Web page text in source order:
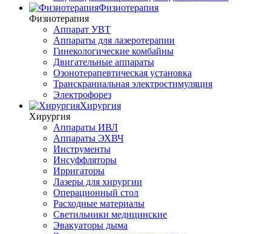
Физиотерапия
Физиотерапия
Аппарат УВТ
Аппараты для лазеротерапии
Гинекологические комбайны
Двигательные аппараты
Озонотерапевтическая установка
Транскраниальная электростимуляция
Электрофорез
Хирургия
Хирургия
Аппараты ИВЛ
Аппараты ЭХВЧ
Инструменты
Инсуффляторы
Ирригаторы
Лазеры для хирургии
Операционный стол
Расходные материалы
Светильники медицинские
Эвакуаторы дыма